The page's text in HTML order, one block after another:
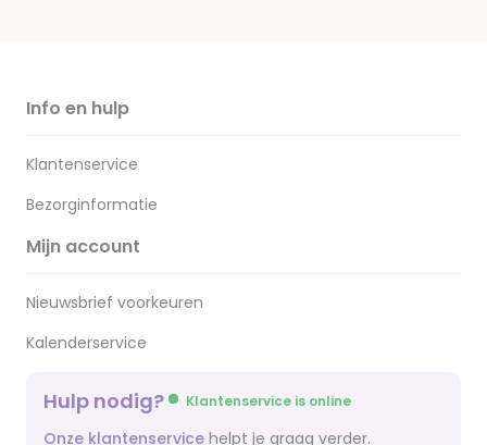
Info en hulp
Klantenservice
Bezorginformatie
Mijn account
Nieuwsbrief voorkeuren
Kalenderservice
Hulp nodig? Klantenservice is online
Onze klantenservice helpt je graag verder.